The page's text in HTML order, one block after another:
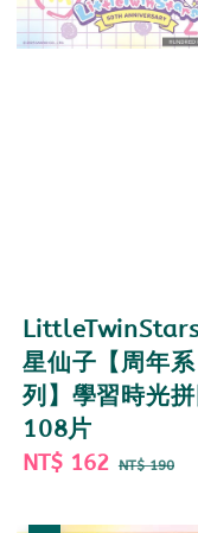
星仙子【周年系
列】學習時光拼
108片
Sale
NT$ 162 Regular
NT$ 190